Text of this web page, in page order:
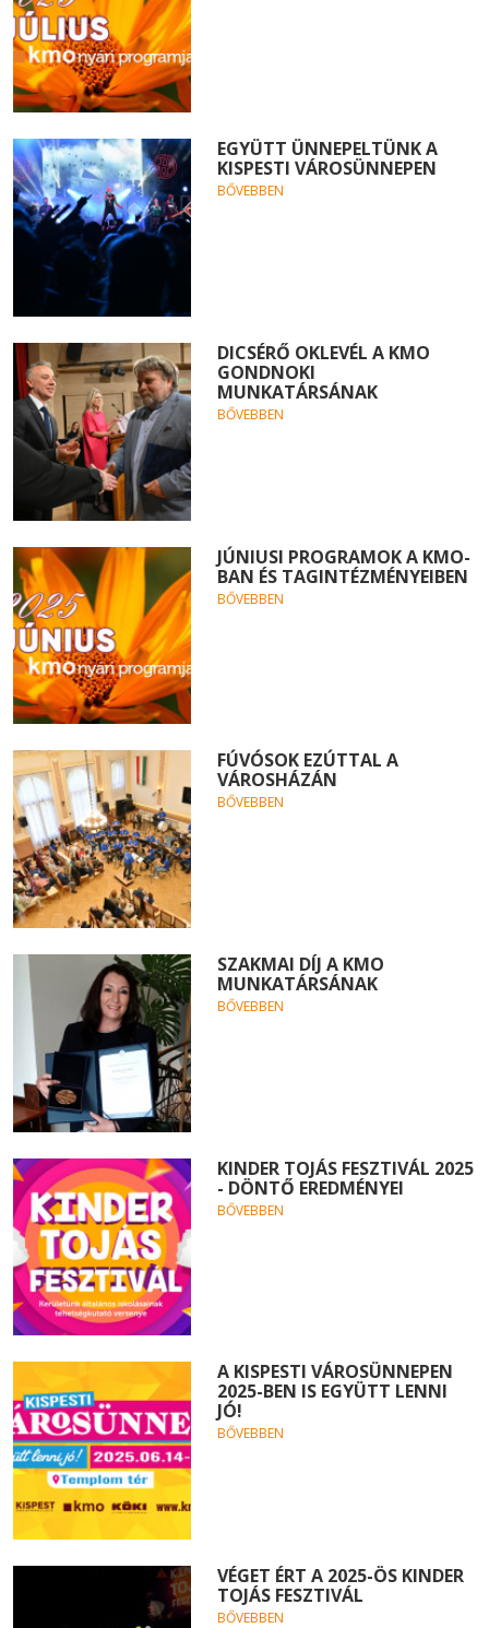
EGYÜTT ÜNNEPELTÜNK A
KISPESTI VÁROSÜNNEPEN
BŐVEBBEN
DICSÉRŐ OKLEVÉL A KMO
GONDNOKI
MUNKATÁRSÁNAK
BŐVEBBEN
JÚNIUSI PROGRAMOK A KMO-
BAN ÉS TAGINTÉZMÉNYEIBEN
BŐVEBBEN
FÚVÓSOK EZÚTTAL A
VÁROSHÁZÁN
BŐVEBBEN
SZAKMAI DÍJ A KMO
MUNKATÁRSÁNAK
BŐVEBBEN
KINDER TOJÁS FESZTIVÁL 2025
- DÖNTŐ EREDMÉNYEI
BŐVEBBEN
A KISPESTI VÁROSÜNNEPEN
2025-BEN IS EGYÜTT LENNI
JÓ!
BŐVEBBEN
VÉGET ÉRT A 2025-ÖS KINDER
TOJÁS FESZTIVÁL
BŐVEBBEN